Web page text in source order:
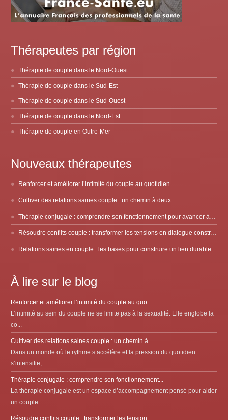
Thérapeutes par région
Thérapie de couple dans le Nord-Ouest
Thérapie de couple dans le Sud-Est
Thérapie de couple dans le Sud-Ouest
Thérapie de couple dans le Nord-Est
Thérapie de couple en Outre-Mer
Nouveaux thérapeutes
Renforcer et améliorer l’intimité du couple au quotidien
Cultiver des relations saines couple : un chemin à deux
Thérapie conjugale : comprendre son fonctionnement pour avancer à deux
Résoudre conflits couple : transformer les tensions en dialogue constructif
Relations saines en couple : les bases pour construire un lien durable
À lire sur le blog
Renforcer et améliorer l’intimité du couple au quo...
L’intimité au sein du couple ne se limite pas à la sexualité. Elle englobe la
co...
Cultiver des relations saines couple : un chemin à...
Dans un monde où le rythme s’accélère et la pression du quotidien
s’intensifie,...
Thérapie conjugale : comprendre son fonctionnement...
La thérapie conjugale est un espace d’accompagnement pensé pour aider
un couple...